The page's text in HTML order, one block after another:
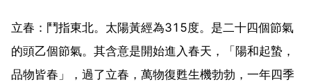
立春：鬥指東北。太陽黃經為315度。是二十四個節氣
的頭乙個節氣。其含意是開始進入春天，「陽和起蟄，
品物皆春」，過了立春，萬物復甦生機勃勃，一年四季